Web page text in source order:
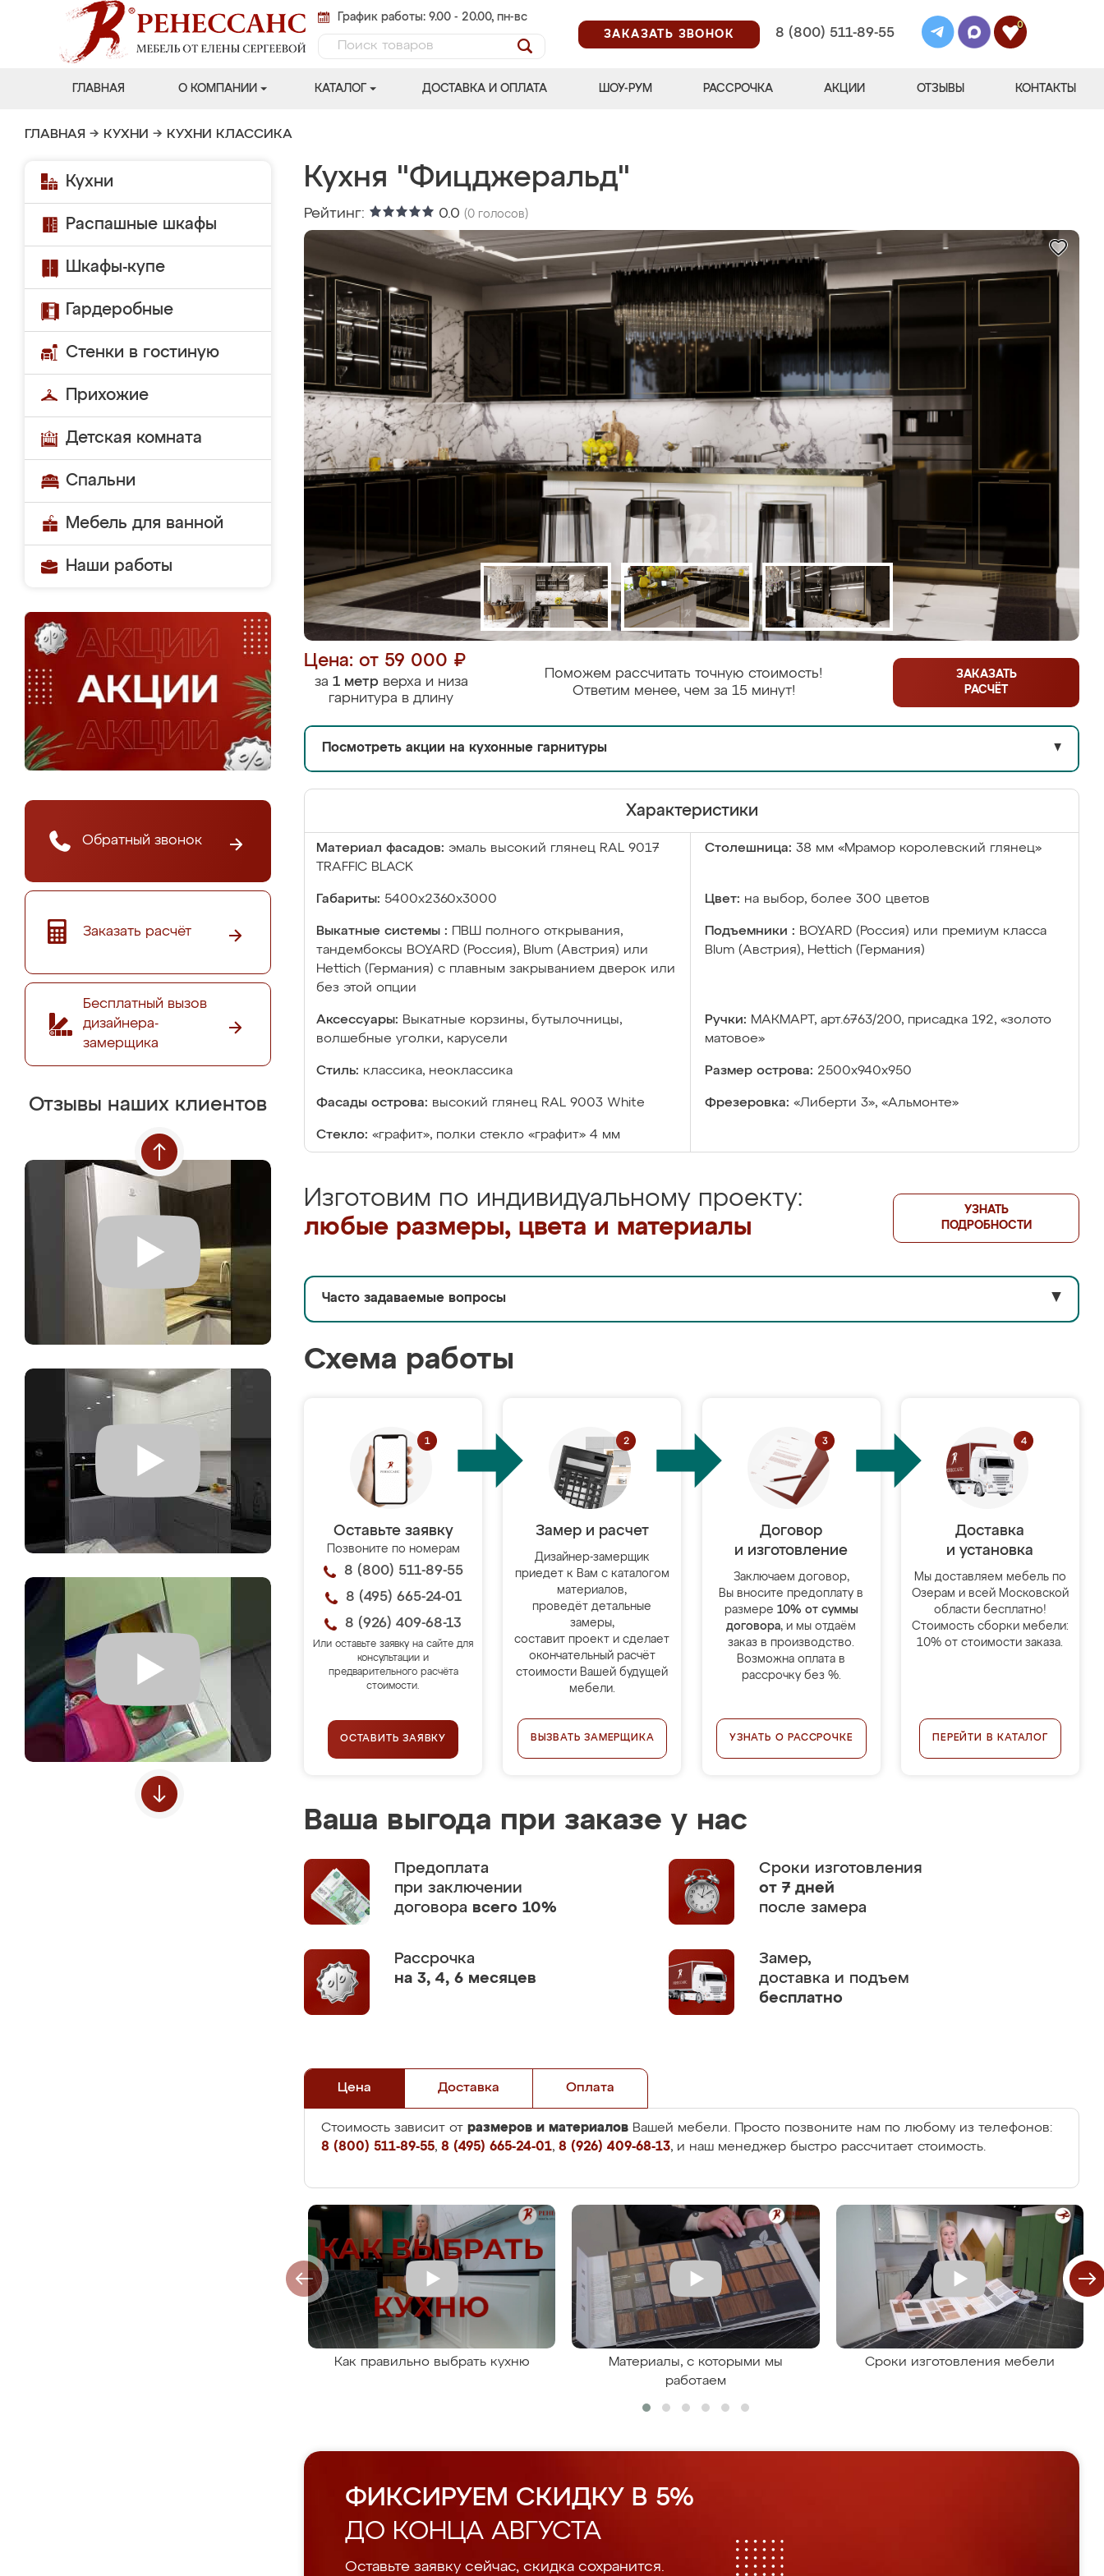
График работы: 9.00 - 20.00, пн-вс
ЗАКАЗАТЬ ЗВОНОК
8 (800) 511-89-55
0
ГЛАВНАЯ О КОМПАНИИ КАТАЛОГ ДОСТАВКА И ОПЛАТА ШОУ-РУМ РАССРОЧКА АКЦИИ ОТЗЫВЫ КОНТАКТЫ
ГЛАВНАЯ → КУХНИ → КУХНИ КЛАССИКА
Кухни
Распашные шкафы
Шкафы-купе
Гардеробные
Стенки в гостиную
Прихожие
Детская комната
Спальни
Мебель для ванной
Наши работы
Обратный звонок
Заказать расчёт
Бесплатный вызов
дизайнера-
замерщика
Отзывы наших клиентов
Кухня "Фицджеральд"
Рейтинг: 0.0 (0 голосов)
Цена: от 59 000 ₽
за 1 метрверха и низа
гарнитура в длину
Поможем рассчитать точную стоимость!
Ответим менее, чем за 15 минут!
ЗАКАЗАТЬ
РАСЧЁТ
Посмотреть акции на кухонные гарнитуры ▼
Характеристики
Материал фасадов: эмаль высокий глянец RAL 9017
TRAFFIC BLACK
Столешница: 38 мм «Мрамор королевский глянец»
Габариты: 5400х2360х3000 Цвет: на выбор, более 300 цветов
Выкатные системы :
ПВШ полного открывания,
тандембоксы BOYARD (Россия), Blum (Австрия) или
Hettich (Германия) с плавным закрыванием дверок или
без этой опции
Подъемники : BOYARD (Россия) или премиум класса
Blum (Австрия), Hettich (Германия)
Аксессуары: Выкатные корзины, бутылочницы,
волшебные уголки, карусели
Ручки: МАКМАРТ, арт.6763/200, присадка 192, «золото
матовое»
Стиль: классика, неоклассика Размер острова: 2500х940х950
Фасады острова: высокий глянец RAL 9003 White Фрезеровка: «Либерти 3», «Альмонте»
Стекло: «графит», полки стекло «графит» 4 мм
Изготовим по индивидуальному проекту:
любые размеры, цвета и материалы
УЗНАТЬ
ПОДРОБНОСТИ
Часто задаваемые вопросы ▼
Схема работы
Оставьте заявку
Позвоните по номерам
8 (800) 511-89-55
8 (495) 665-24-01
8 (926) 409-68-13
Или оставьте заявку на сайте для
консультации и
предварительного расчёта
стоимости.
ОСТАВИТЬ ЗАЯВКУ
Замер и расчет
Дизайнер-замерщик
приедет к Вам с каталогом
материалов,
проведёт детальные
замеры,
составит проект и сделает
окончательный расчёт
стоимости Вашей будущей
мебели.
ВЫЗВАТЬ ЗАМЕРЩИКА
Договор
и изготовление
Заключаем договор,
Вы вносите предоплату в
размере 10% от суммы
договора, и мы отдаём
заказ в производство.
Возможна оплата в
рассрочку без %.
УЗНАТЬ О РАССРОЧКЕ
Доставка
и установка
Мы доставляем мебель по
Озерам и всей Московской
области бесплатно!
Стоимость сборки мебели:
10% от стоимости заказа.
ПЕРЕЙТИ В КАТАЛОГ
Ваша выгода при заказе у нас
Предоплата
при заключении
договора всего 10%
Сроки изготовления
от 7 дней
после замера
Рассрочка
на 3, 4, 6 месяцев
Замер,
доставка и подъем
бесплатно
Цена Доставка Оплата
Стоимость зависит от размеров и материалов Вашей мебели. Просто позвоните нам по любому из телефонов:
8 (800) 511-89-55, 8 (495) 665-24-01, 8 (926) 409-68-13, и наш менеджер быстро рассчитает стоимость.
Как правильно выбрать кухню
Материалы, с которыми мы
работаем
Сроки изготовления мебели
ФИКСИРУЕМ СКИДКУ В 5%
ДО КОНЦА АВГУСТА
Оставьте заявку сейчас, скидка сохранится.